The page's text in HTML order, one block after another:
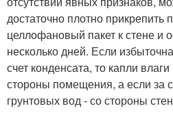
достаточно плотно прикрепить
целлофановый пакет к стене и
несколько дней. Если
счет конденсата, то капли
стороны помещения, а если за
грунтовых вод - со стороны